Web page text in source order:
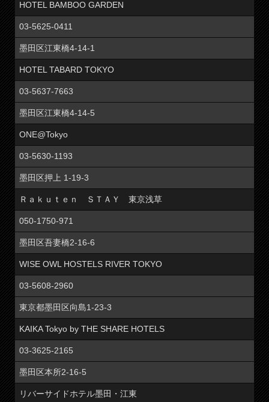
HOTEL BAMBOO GARDEN
03-5625-0411
墨田区江東橋4-14-1
HOTEL TABARD TOKYO
03-5637-7663
墨田区江東橋4-14-5
ONE@Tokyo
03-5630-1193
墨田区押上 1-19-3
Ｒａｋｕｔｅｎ ＳＴＡＹ 東京浅草
050-1750-971
墨田区吾妻橋2-16-6
WISE OWL HOSTELS RIVER TOKYO
03-5608-2960
東京都墨田区向島1-23-3
KAIKA Tokyo by THE SHARE HOTELS
03-3625-2165
墨田区本所2-16-5
リバーサイドホテル墨田・江東